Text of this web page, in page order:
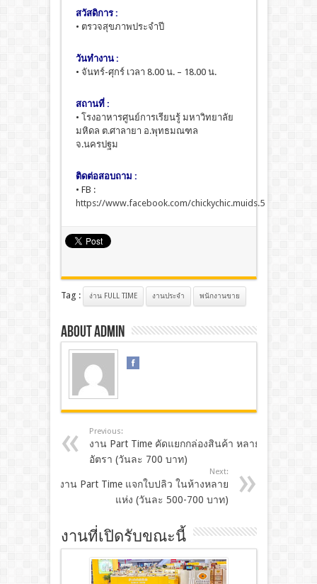
สวัสดิการ :
• ตรวจสุขภาพประจำปี
วันทำงาน :
• จันทร์-ศุกร์ เวลา 8.00 น. – 18.00 น.
สถานที่ :
• โรงอาหารศูนย์การเรียนรู้ มหาวิทยาลัย
มหิดล ต.ศาลายา อ.พุทธมณฑล
จ.นครปฐม
ติดต่อสอบถาม :
• FB :
https://www.facebook.com/chickychic.muids.5
Tag : ง่าน FULL TIME งานประจํา พนักงานขาย
About admin
Previous:
งาน Part Time คัดแยกกล่องสินค้า หลาย
อัตรา (วันละ 700 บาท)
Next:
งาน Part Time แจกใบปลิว ในห้างหลาย
แห่ง (วันละ 500-700 บาท)
งานที่เปิดรับขณะนี้